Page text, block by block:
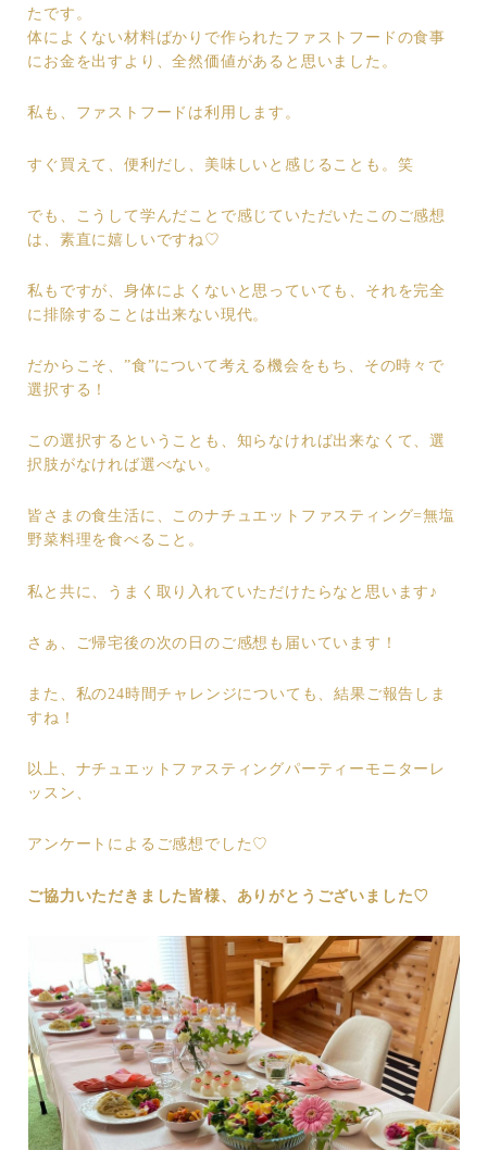
たです。
体によくない材料ばかりで作られたファストフードの食事
にお金を出すより、全然価値があると思いました。
私も、ファストフードは利用します。
すぐ買えて、便利だし、美味しいと感じることも。笑
でも、こうして学んだことで感じていただいたこのご感想
は、素直に嬉しいですね♡
私もですが、身体によくないと思っていても、それを完全
に排除することは出来ない現代。
だからこそ、”食”について考える機会をもち、その時々で
選択する！
この選択するということも、知らなければ出来なくて、選
択肢がなければ選べない。
皆さまの食生活に、このナチュエットファスティング=無塩
野菜料理を食べること。
私と共に、うまく取り入れていただけたらなと思います♪
さぁ、ご帰宅後の次の日のご感想も届いています！
また、私の24時間チャレンジについても、結果ご報告しま
すね！
以上、ナチュエットファスティングパーティーモニターレ
ッスン、
アンケートによるご感想でした♡
ご協力いただきました皆様、ありがとうございました♡